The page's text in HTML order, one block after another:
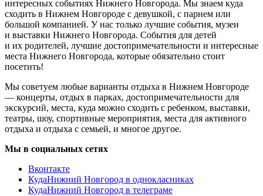
интересных событиях Нижнего Новгорода. Мы знаем куда
сходить в Нижнем Новгороде с девушкой, с парнем или
большой компанией. У нас только лучшие события, музеи
и выставки Нижнего Новгорода. События для детей
и их родителей, лучшие достопримечательности и интересные
места Нижнего Новгорода, которые обязательно стоит
посетить!
Мы советуем любые варианты отдыха в Нижнем Новгороде
— концерты, отдых в парках, достопримечательности для
экскурсий, места, куда можно сходить с ребенком, выставки,
театры, шоу, спортивные мероприятия, места для активного
отдыха и отдыха с семьей, и многое другое.
Мы в социальных сетях
Вконтакте
КудаНижний Новгород в однокласниках
КудаНижний Новгород в телеграме